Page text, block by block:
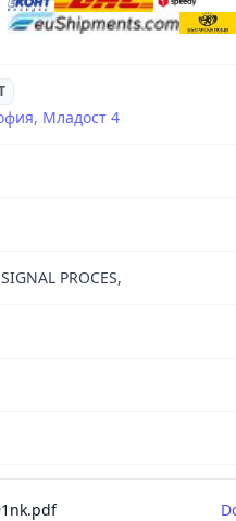
Младост 4
PROCES,